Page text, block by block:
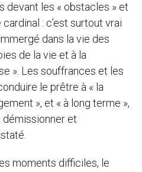
devant les « obstacles » et
cardinal : c’est surtout vrai
dans la vie des
de la vie et à la
». Les souffrances et les
le prêtre à « la
», et « à long terme »,
démissionner et
moments difficiles, le